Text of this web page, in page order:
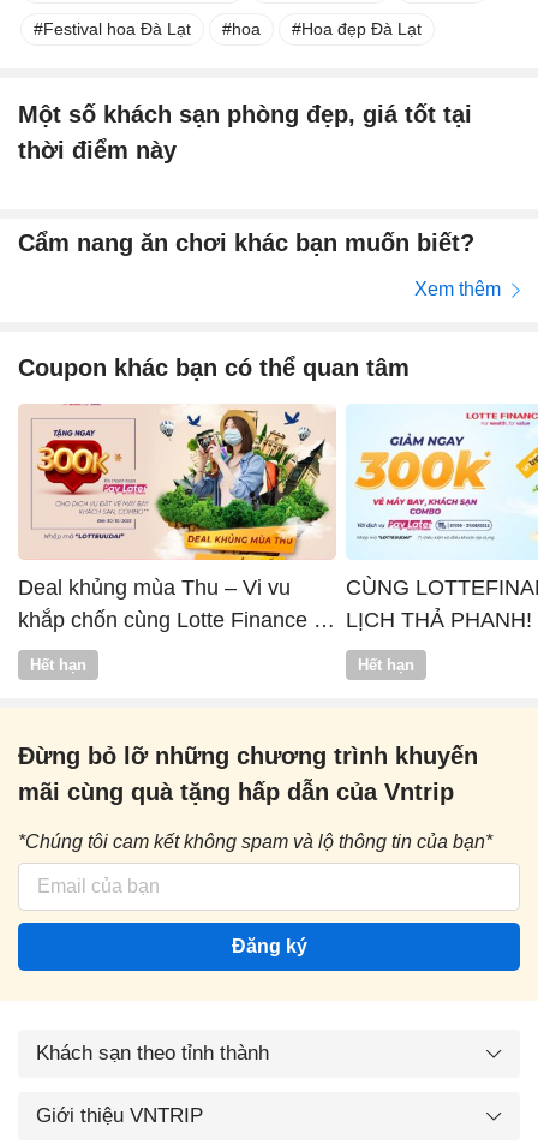
Festival hoa Đà Lạt hoa Hoa đẹp Đà Lạt
Một số khách sạn phòng đẹp, giá tốt tại
thời điểm này
Cẩm nang ăn chơi khác bạn muốn biết?
Xem thêm
Coupon khác bạn có thể quan tâm
Deal khủng mùa Thu – Vi vu
khắp chốn cùng Lotte Finance x
Vntrip
Hết hạn
CÙNG
LỊCH THẢ PHANH!
Hết hạn
Đừng bỏ lỡ những chương trình khuyến
mãi cùng quà tặng hấp dẫn của Vntrip
*Chúng tôi cam kết không spam và lộ thông tin của bạn*
Đăng ký
Khách sạn theo tỉnh thành
Giới thiệu VNTRIP